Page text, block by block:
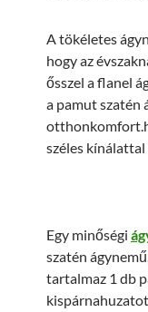
A tökéletes
hogy az
ősszel a flanel
a pamut szatén
széles
Egy minőségi
szatén
tartalmaz 1 db